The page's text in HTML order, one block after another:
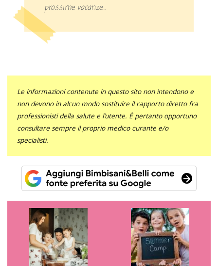
prossime vacanze…
Le informazioni contenute in questo sito non intendono e
non devono in alcun modo sostituire il rapporto diretto fra
professionisti della salute e l’utente. È pertanto opportuno
consultare sempre il proprio medico curante e/o
specialisti.